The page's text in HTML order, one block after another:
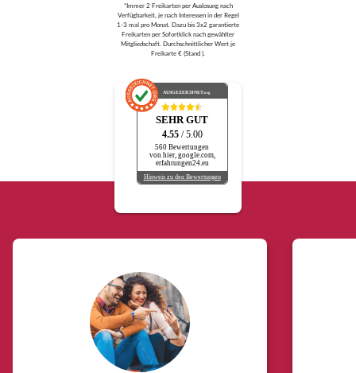
*Immer 2 Freikarten per Auslosung nach
Verfügbarkeit, je nach Interessen in der Regel
1-3 mal pro Monat. Dazu bis 3x2 garantierte
Freikarten per Sofortklick nach gewählter
Mitgliedschaft. Durchschnittlicher Wert je
Freikarte € (Stand ).
AUSGEZEICHNET.org
SEHR GUT
4.55 / 5.00
560 Bewertungen
von hier, google.com,
erfahrungen24.eu
Hinweis zu den Bewertungen